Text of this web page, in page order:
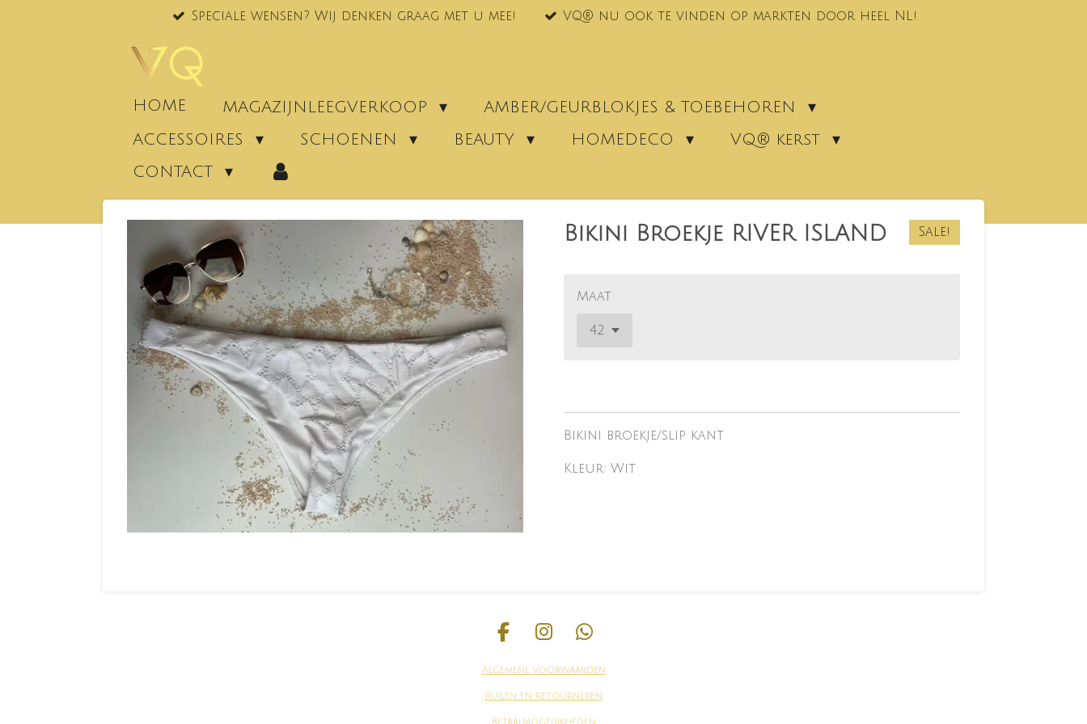
Speciale wensen? Wij denken graag met u mee! VQ® nu ook te vinden op markten door heel NL!
HOME MAGAZIJNLEEGVERKOOP
AMBER/GEURBLOKJES & TOEBEHOREN
ACCESSOIRES
SCHOENEN BEAUTY HOMEDECO
VQ® kerst
CONTACT
Bikini Broekje RIVER ISLAND Sale!
Maat
Bikini broekje/slip kant
Kleur: Wit
F
c
e
b
I
s
t
a
W
a
t
s
Algemene voorwaarden
Ruilen en retourneren
Betaalmogelijkheden